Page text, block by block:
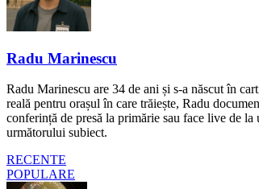
Radu Marinescu
Radu Marinescu are 34 de ani și s-a născut în
reală pentru orașul în care trăiește, Radu
conferință de presă la primărie sau face live de
următorului subiect.
RECENTE
POPULARE